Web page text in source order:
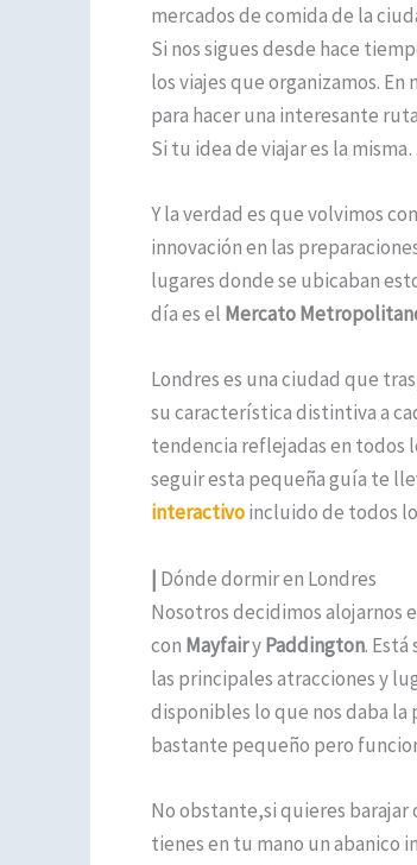
mercados de comida de la
Si nos sigues desde hace
los viajes que organizamos.
para hacer una interesante
Si tu idea de viajar es la
Y la verdad es que volvimos
innovación en las
lugares donde se ubicaban
día es el Mercato
Londres es una ciudad que
su característica distintiva a
tendencia reflejadas en todos
seguir esta pequeña guía te
interactivoincluido de todos
| Dónde dormir en Londres
Nosotros decidimos alojarnos
con MayfairyPaddington.
las principales atracciones y
disponibles lo que nos daba
bastante pequeño pero
No obstante,si quieres
tienes en tu mano un abanico